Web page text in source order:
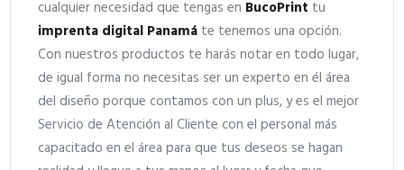
cualquier necesidad que tengas en BucoPrint tu
imprenta digital Panamá te tenemos una opción.
Con nuestros productos te harás notar en todo lugar,
de igual forma no necesitas ser un experto en él área
del diseño porque contamos con un plus, y es el mejor
Servicio de Atención al Cliente con el personal más
capacitado en el área para que tus deseos se hagan